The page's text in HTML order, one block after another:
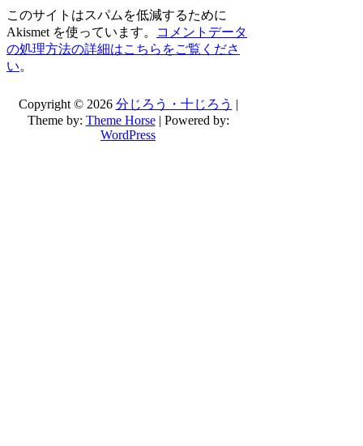
このサイトはスパムを低減するために
Akismet を使っています。
コメントデータ
の処理方法の詳細はこちらをご覧くださ
い。
Copyright © 2026 分じろう・十じろう |
Theme by: Theme Horse| Powered by:
WordPress